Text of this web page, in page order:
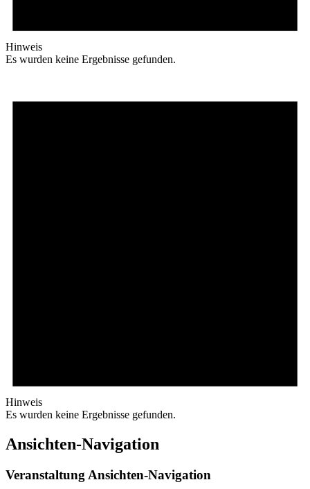
Hinweis
Es wurden keine Ergebnisse gefunden.
Hinweis
Es wurden keine Ergebnisse gefunden.
Ansichten-Navigation
Veranstaltung Ansichten-Navigation